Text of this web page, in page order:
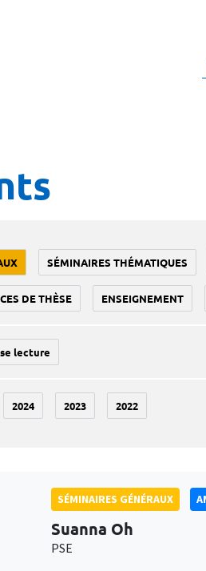
SÉMINAIRES THÉMATIQUES
DE THÈSE ENSEIGNEMENT
lecture
2024 2023 2022
SÉMINAIRES GÉNÉRAUX
Suanna Oh
PSE